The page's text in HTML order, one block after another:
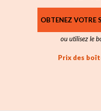
OBTENEZ VOTRE
ou utilisez le
Prix des